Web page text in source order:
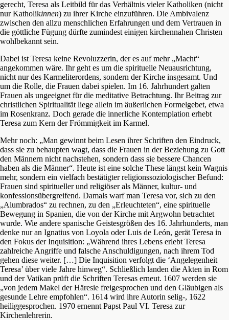
gerecht, Teresa als Leitbild für das Verhältnis vieler Katholiken (nicht
nur Katholikinnen) zu ihrer Kirche einzuführen. Die Ambivalenz
zwischen den allzu menschlichen Erfahrungen und dem Vertrauen in
die göttliche Fügung dürfte zumindest einigen kirchennahen Christen
wohlbekannt sein.
Dabei ist Teresa keine Revoluzzerin, der es auf mehr „Macht“
angekommen wäre. Ihr geht es um die spirituelle Neuausrichtung,
nicht nur des Karmeliterordens, sondern der Kirche insgesamt. Und
um die Rolle, die Frauen dabei spielen. Im 16. Jahrhundert galten
Frauen als ungeeignet für die meditative Betrachtung. Ihr Beitrag zur
christlichen Spiritualität liege allein im äußerlichen Formelgebet, etwa
im Rosenkranz. Doch gerade die innerliche Kontemplation erhebt
Teresa zum Kern der Frömmigkeit im Karmel.
Mehr noch: „Man gewinnt beim Lesen ihrer Schriften den Eindruck,
dass sie zu behaupten wagt, dass die Frauen in der Beziehung zu Gott
den Männern nicht nachstehen, sondern dass sie bessere Chancen
haben als die Männer“. Heute ist eine solche These längst kein Wagnis
mehr, sondern ein vielfach bestätigter religionssoziologischer Befund:
Frauen sind spiritueller und religiöser als Männer, kultur- und
konfessionsübergreifend. Damals warf man Teresa vor, sich zu den
„Alumbrados“ zu rechnen, zu den „Erleuchteten“, eine spirituelle
Bewegung in Spanien, die von der Kirche mit Argwohn betrachtet
wurde. Wie andere spanische Geistesgrößen des 16. Jahrhunderts, man
denke nur an Ignatius von Loyola oder Luis de León, gerät Teresa in
den Fokus der Inquisition: „Während ihres Lebens erlebt Teresa
zahlreiche Angriffe und falsche Anschuldigungen, nach ihrem Tod
gehen diese weiter. […] Die Inquisition verfolgt die ‘Angelegenheit
Teresa’ über viele Jahre hinweg“. Schließlich landen die Akten in Rom
und der Vatikan prüft die Schriften Teresas erneut. 1607 werden sie
„von jedem Makel der Häresie freigesprochen und den Gläubigen als
gesunde Lehre empfohlen“. 1614 wird ihre Autorin selig-, 1622
heiliggesprochen. 1970 ernennt Papst Paul VI. Teresa zur
Kirchenlehrerin.